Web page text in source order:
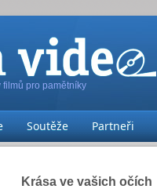
pro pamětníky
Soutěže Partneři
Krása ve vašich očích